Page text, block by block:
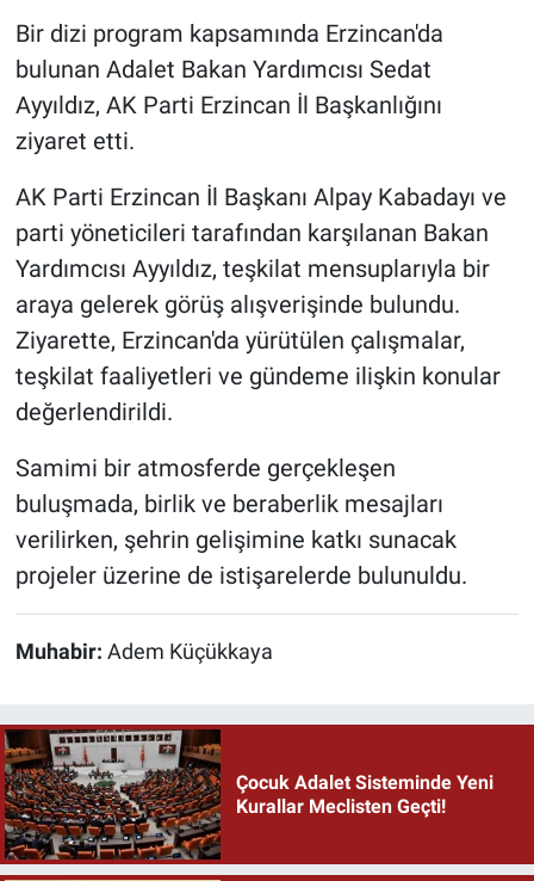
Bir dizi program kapsamında Erzincan'da
bulunan Adalet Bakan Yardımcısı Sedat
Ayyıldız, AK Parti Erzincan İl Başkanlığını
ziyaret etti.
AK Parti Erzincan İl Başkanı Alpay Kabadayı ve
parti yöneticileri tarafından karşılanan Bakan
Yardımcısı Ayyıldız, teşkilat mensuplarıyla bir
araya gelerek görüş alışverişinde bulundu.
Ziyarette, Erzincan'da yürütülen çalışmalar,
teşkilat faaliyetleri ve gündeme ilişkin konular
değerlendirildi.
Samimi bir atmosferde gerçekleşen
buluşmada, birlik ve beraberlik mesajları
verilirken, şehrin gelişimine katkı sunacak
projeler üzerine de istişarelerde bulunuldu.
Muhabir: Adem Küçükkaya
Çocuk Adalet Sisteminde Yeni
Kurallar Meclisten Geçti!